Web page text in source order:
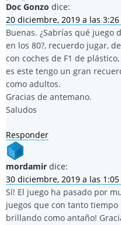
Doc Gonzo dice:
20 diciembre, 2019 a las
Buenas. ¿Sabrías qué juego
en los 80?, recuerdo jugar,
con coches de F1 de
es este tengo un gran
como adultos.
Gracias de antemano.
Saludos
Responder
mordamir dice:
30 diciembre, 2019 a las
Sí! El juego ha pasado por
juegos que con tanto
brillando como antaño!